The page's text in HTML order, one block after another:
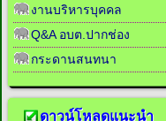
งานบริหารบุคคล
Q&A อบต.ปากช่อง
กระดานสนทนา
ดาวน์โหลดแนะนำ